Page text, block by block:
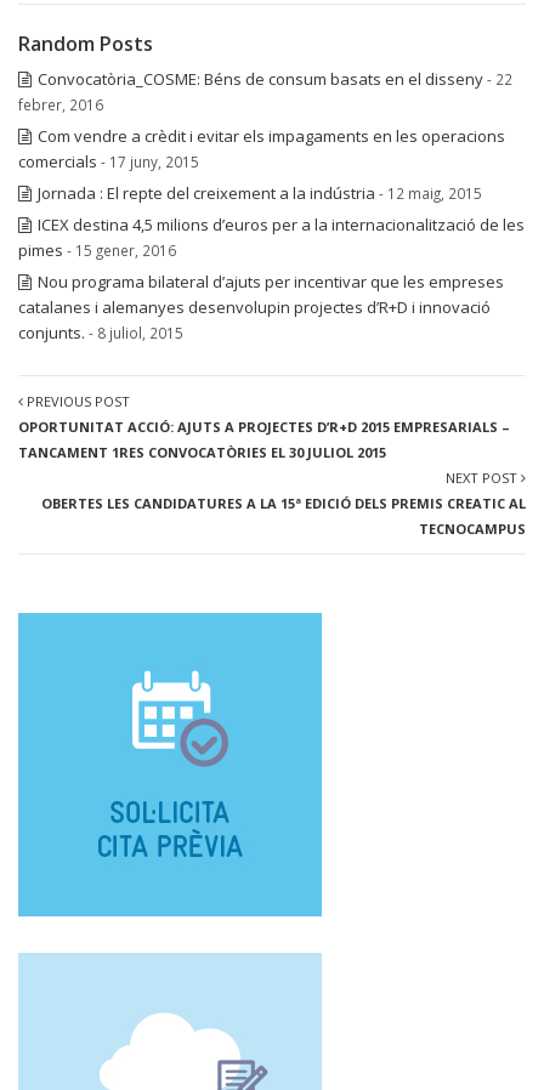
Random Posts
Convocatòria_COSME: Béns de consum basats en el disseny- 22
febrer, 2016
Com vendre a crèdit i evitar els impagaments en les operacions
comercials - 17 juny, 2015
Jornada : El repte del creixement a la indústria - 12 maig, 2015
ICEX destina 4,5 milions d’euros per a la internacionalització de les
pimes - 15 gener, 2016
Nou programa bilateral d’ajuts per incentivar que les empreses
catalanes i alemanyes desenvolupin projectes d’R+D i innovació
conjunts. - 8 juliol, 2015
PREVIOUS POST
OPORTUNITAT ACCIÓ: AJUTS A PROJECTES D’R+D 2015 EMPRESARIALS –
TANCAMENT 1RES CONVOCATÒRIES EL 30 JULIOL 2015
NEXT POST
OBERTES LES CANDIDATURES A LA 15ª EDICIÓ DELS PREMIS CREATIC AL
TECNOCAMPUS